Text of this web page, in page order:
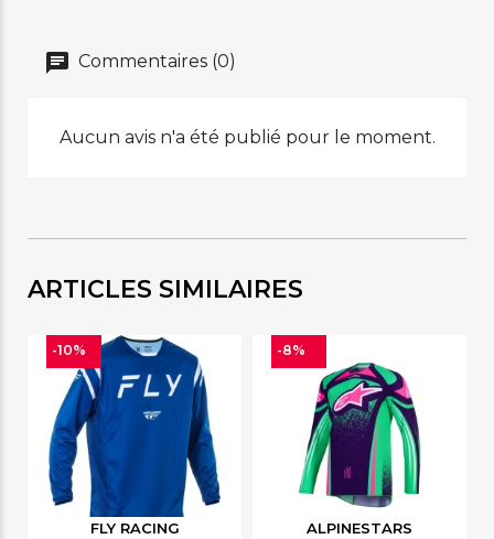
Commentaires (0)
Aucun avis n'a été publié pour le moment.
ARTICLES SIMILAIRES
FLY RACING
-10%
ALPINESTARS
-8%